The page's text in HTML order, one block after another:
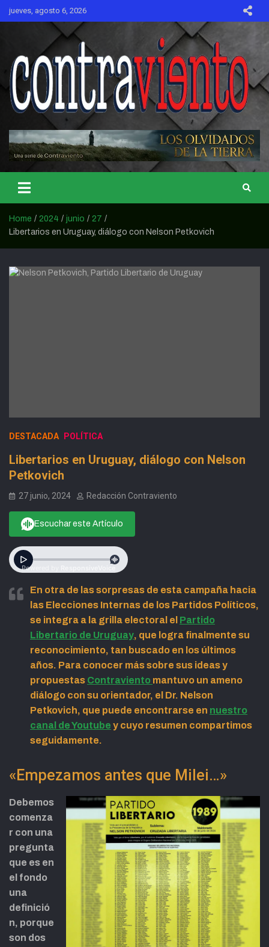
Skip
jueves, agosto 6, 2026
CONTRAVIENTO
Home 2024 junio
27
Libertarios en Uruguay, diálogo con Nelson Petkovich
DESTACADA POLÍTICA
Libertarios en Uruguay, diálogo con Nelson
Petkovich
27 junio, 2024 Redacción Contraviento
Escuchar este Artículo
En otra de las sorpresas de esta campaña hacia
las Elecciones Internas de los Partidos Políticos,
se integra a la grilla electoral el Partido
Libertario de Uruguay, que logra finalmente su
reconocimiento, tan buscado en los últimos
años. Para conocer más sobre sus ideas y
propuestas Contraviento mantuvo un ameno
diálogo con su orientador, el Dr. Nelson
Petkovich, que puede encontrarse en nuestro
canal de Youtube y cuyo resumen compartimos
seguidamente.
«Empezamos antes que Milei…»
Debemos
comenza
r con una
pregunta
que es en
el fondo
una
definició
n, porque
son dos